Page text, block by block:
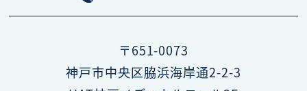
〒651-0073
神戸市中央区脇浜海岸通2-2-3